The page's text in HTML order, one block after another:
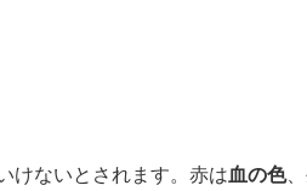
けないとされます。赤は血の色